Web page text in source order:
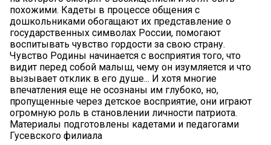
похожими. Кадеты в процессе общения с
дошкольниками обогащают их представление о
государственных символах России, помогают
воспитывать чувство гордости за свою страну.
Чувство Родины начинается с восприятия того, что
видит перед собой малыш, чему он изумляется и что
вызывает отклик в его душе... И хотя многие
впечатления еще не осознаны им глубоко, но,
пропущенные через детское восприятие, они играют
огромную роль в становлении личности патриота.
Материалы подготовлены кадетами и педагогами
Гусевского филиала